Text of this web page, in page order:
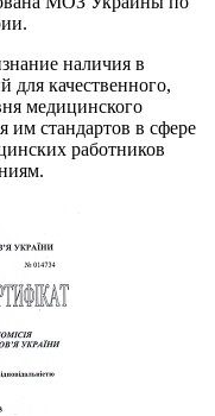
наличия в
для качественного,
медицинского
им стандартов в сфере
работников